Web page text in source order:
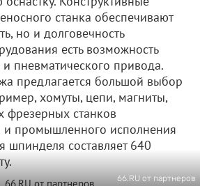
станка обеспечивают
но и долговечность
есть возможность
и пневматического привода.
предлагается большой выбор
хомуты, цепи, магниты,
фрезерных станков
и промышленного исполнения
шпинделя составляет 640
66.RU от партнеров